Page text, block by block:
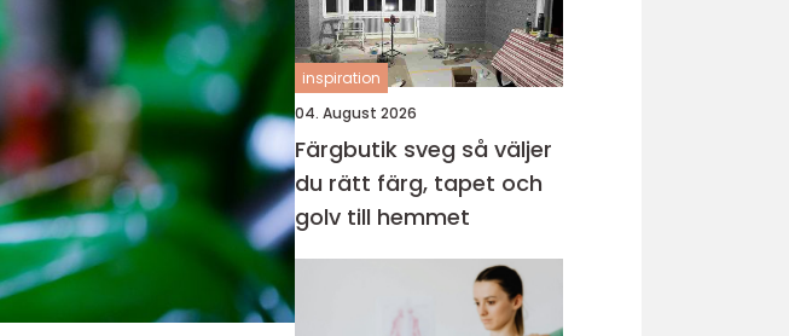
inspiration
04. August 2026
Färgbutik sveg så väljer
du rätt färg, tapet och
golv till hemmet